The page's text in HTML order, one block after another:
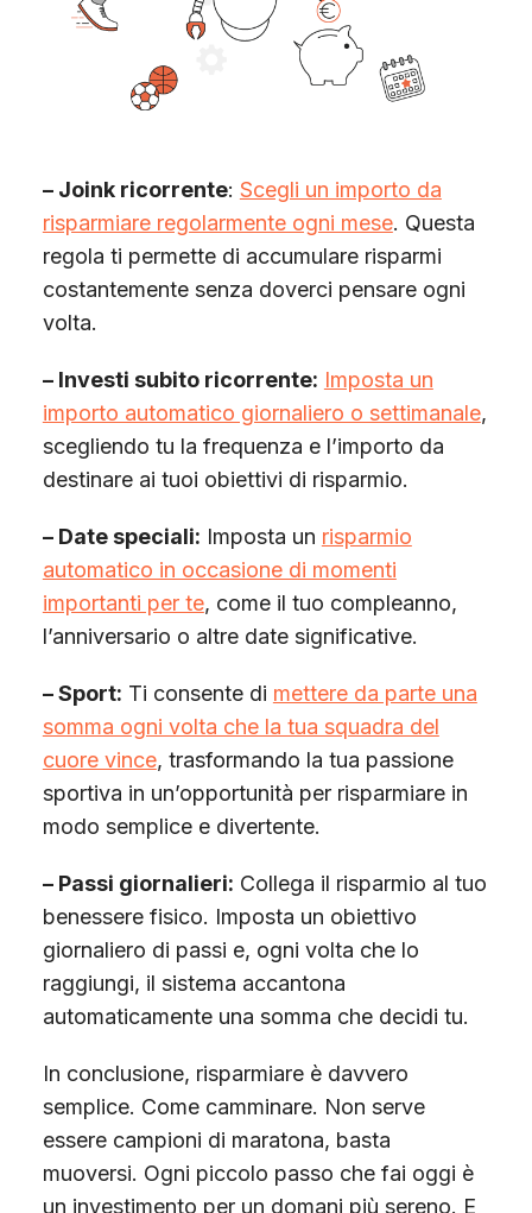
– Joink ricorrente: Scegli un importo da
risparmiare regolarmente ogni mese. Questa
regola ti permette di accumulare risparmi
costantemente senza doverci pensare ogni
volta.
– Investi subito ricorrente: Imposta un
importo automatico giornaliero o settimanale,
scegliendo tu la frequenza e l’importo da
destinare ai tuoi obiettivi di risparmio.
– Date speciali: Imposta un risparmio
automatico in occasione di momenti
importanti per te, come il tuo compleanno,
l’anniversario o altre date significative.
– Sport: Ti consente di mettere da parte una
somma ogni volta che la tua squadra del
cuore vince, trasformando la tua passione
sportiva in un’opportunità per risparmiare in
modo semplice e divertente.
– Passi giornalieri: Collega il risparmio al tuo
benessere fisico. Imposta un obiettivo
giornaliero di passi e, ogni volta che lo
raggiungi, il sistema accantona
automaticamente una somma che decidi tu.
In conclusione, risparmiare è davvero
semplice. Come camminare. Non serve
essere campioni di maratona, basta
muoversi. Ogni piccolo passo che fai oggi è
un investimento per un domani più sereno. E